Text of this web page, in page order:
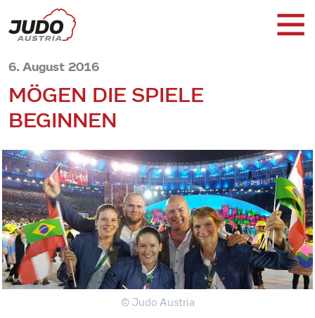
6. August 2016
MÖGEN DIE SPIELE
BEGINNEN
© Judo Austria